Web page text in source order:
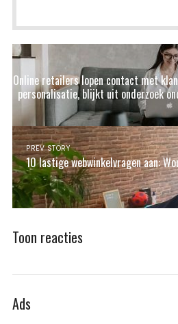
Online retailers lopen contact met
personalisatie, blijkt uit onderzoek
PREV STORY
10 lastige webwinkelvragen aan:
Toon reacties
Ads